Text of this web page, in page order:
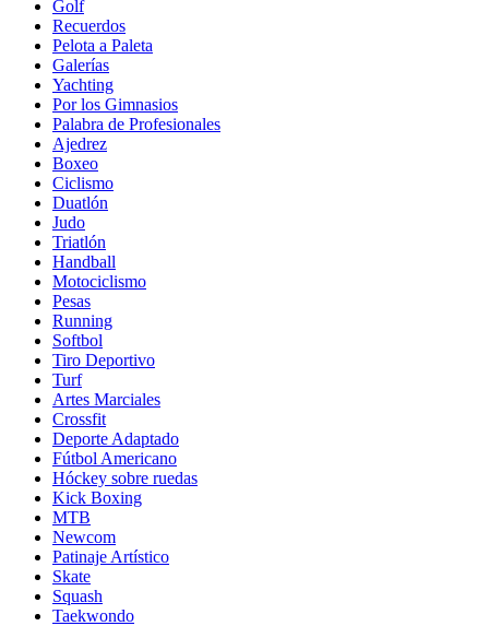
Golf
Recuerdos
Pelota a Paleta
Galerías
Yachting
Por los Gimnasios
Palabra de Profesionales
Ajedrez
Boxeo
Ciclismo
Duatlón
Judo
Triatlón
Handball
Motociclismo
Pesas
Running
Softbol
Tiro Deportivo
Turf
Artes Marciales
Crossfit
Deporte Adaptado
Fútbol Americano
Hóckey sobre ruedas
Kick Boxing
MTB
Newcom
Patinaje Artístico
Skate
Squash
Taekwondo